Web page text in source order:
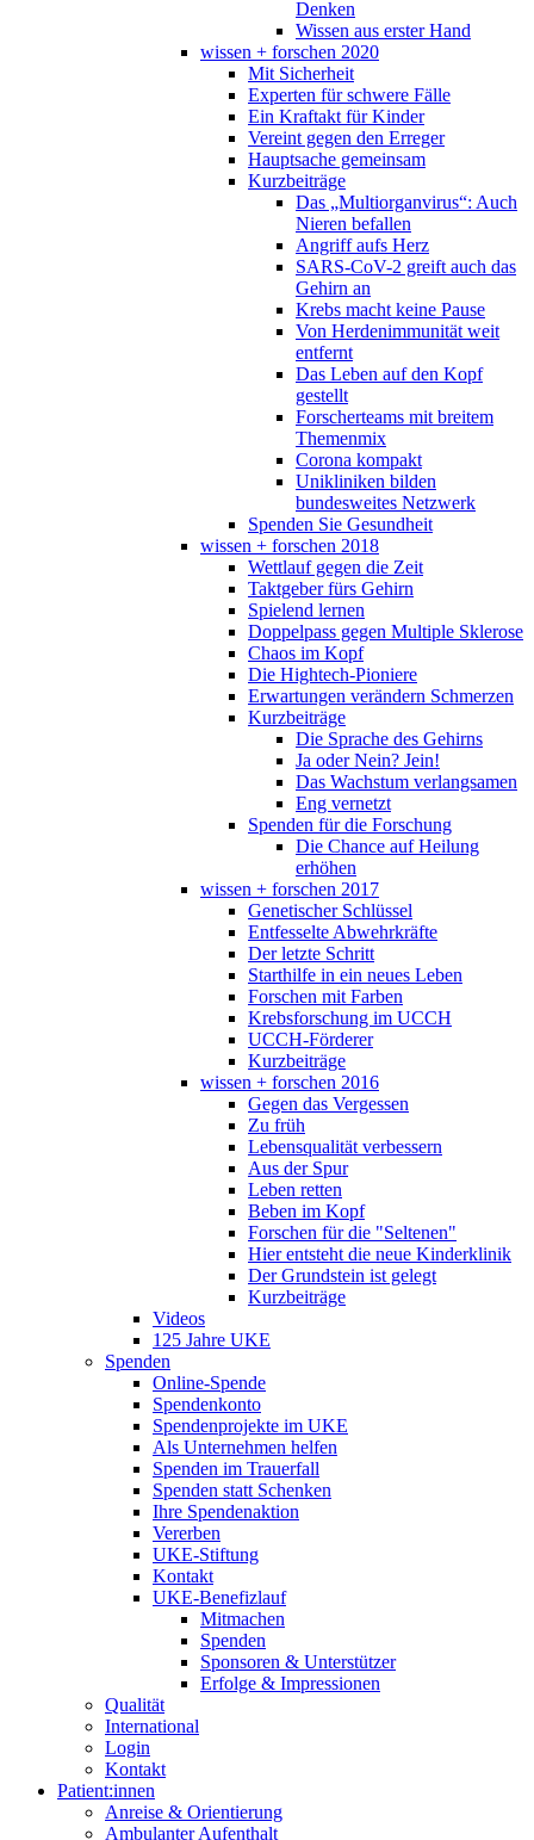
Denken
Wissen aus erster Hand
wissen + forschen 2020
Mit Sicherheit
Experten für schwere Fälle
Ein Kraftakt für Kinder
Vereint gegen den Erreger
Hauptsache gemeinsam
Kurzbeiträge
Das „Multiorganvirus“: Auch
Nieren befallen
Angriff aufs Herz
SARS-CoV-2 greift auch das
Gehirn an
Krebs macht keine Pause
Von Herdenimmunität weit
entfernt
Das Leben auf den Kopf
gestellt
Forscherteams mit breitem
Themenmix
Corona kompakt
Unikliniken bilden
bundesweites Netzwerk
Spenden Sie Gesundheit
wissen + forschen 2018
Wettlauf gegen die Zeit
Taktgeber fürs Gehirn
Spielend lernen
Doppelpass gegen Multiple Sklerose
Chaos im Kopf
Die Hightech-Pioniere
Erwartungen verändern Schmerzen
Kurzbeiträge
Die Sprache des Gehirns
Ja oder Nein? Jein!
Das Wachstum verlangsamen
Eng vernetzt
Spenden für die Forschung
Die Chance auf Heilung
erhöhen
wissen + forschen 2017
Genetischer Schlüssel
Entfesselte Abwehrkräfte
Der letzte Schritt
Starthilfe in ein neues Leben
Forschen mit Farben
Krebsforschung im UCCH
UCCH-Förderer
Kurzbeiträge
wissen + forschen 2016
Gegen das Vergessen
Zu früh
Lebensqualität verbessern
Aus der Spur
Leben retten
Beben im Kopf
Forschen für die "Seltenen"
Hier entsteht die neue Kinderklinik
Der Grundstein ist gelegt
Kurzbeiträge
Videos
125 Jahre UKE
Spenden
Online-Spende
Spendenkonto
Spendenprojekte im UKE
Als Unternehmen helfen
Spenden im Trauerfall
Spenden statt Schenken
Ihre Spendenaktion
Vererben
UKE-Stiftung
Kontakt
UKE-Benefizlauf
Mitmachen
Spenden
Sponsoren & Unterstützer
Erfolge & Impressionen
Qualität
International
Login
Kontakt
Patient:innen
Anreise & Orientierung
Ambulanter Aufenthalt